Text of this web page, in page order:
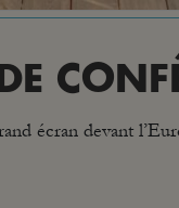
écran devant